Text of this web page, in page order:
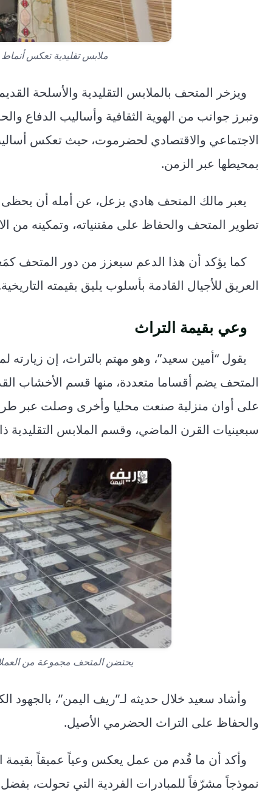
ملابس تقليدية تعكس
ويزخر المتحف بالملابس التقليدية والأسلحة
وتبرز جوانب من الهوية الثقافية وأساليب الدفاع
الاجتماعي والاقتصادي لحضرموت، حيث تعكس
بمحيطها عبر الزمن.
يعبر مالك المتحف هادي بزعل، عن أمله أن
تطوير المتحف والحفاظ على مقتنياته، وتمكينه من
كما يؤكد أن هذا الدعم سيعزز من دور المتحف
العريق للأجيال القادمة بأسلوب يليق بقيمته
وعي بقيمة التراث
يقول “أمين سعيد”، وهو مهتم بالتراث، إن
المتحف يضم أقساما متعددة، منها قسم الأخشاب
على أوان منزلية صنعت محليا وأخرى وصلت عبر طرق
سبعينيات القرن الماضي، وقسم الملابس التقليدية
يحتضن المتحف مجموعة من
وأشاد سعيد خلال حديثه لـ”ريف اليمن”، بالجهود
والحفاظ على التراث الحضرمي الأصيل.
وأكد أن ما قُدم من عمل يعكس وعياً عميقاً بقيمة
نموذجاً مشرّفاً للمبادرات الفردية التي تحولت،